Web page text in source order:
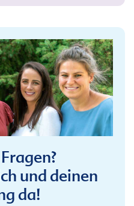
und deinen
da!